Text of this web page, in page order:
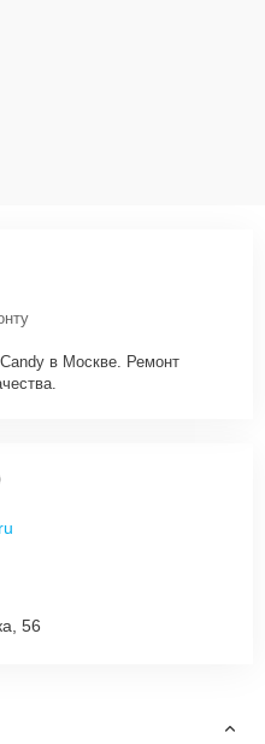
в Москве. Ремонт
56